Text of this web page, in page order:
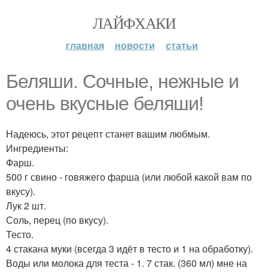
ЛАЙФХАКИ
главная новости статьи
Беляши. Сочные, нежные и
очень вкусные беляши!
Надеюсь, этот рецепт станет вашим любмым.
Ингредиенты:
Фарш.
500 г свино - говяжего фарша (или любой какой вам по
вкусу).
Лук 2 шт.
Соль, перец (по вкусу).
Тесто.
4 стакана муки (всегда 3 идёт в тесто и 1 на обработку).
Воды или молока для теста - 1. 7 стак. (360 мл) мне на